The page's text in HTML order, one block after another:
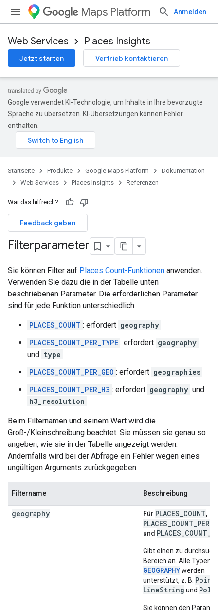
Maps Platform Anmelden
Web Services Places Insights
Jetzt starten Vertrieb kontaktieren
Google verwendet KI-Technologie, um Inhalte in Ihre bevorzugte
Sprache zu übersetzen. KI-Übersetzungen können Fehler
enthalten.
Startseite Produkte Google Maps Platform
Dokumentation
Web Services
Places Insights Referenzen
War das hilfreich?
Feedback geben
Filterparameter
Sie können Filter auf Places Count-Funktionen anwenden.
Verwenden Sie dazu die in der Tabelle unten
beschriebenen Parameter. Die erforderlichen Parameter
sind für jede Funktion unterschiedlich:
PLACES_COUNT : erfordert geography
PLACES_COUNT_PER_TYPE : erfordert geography
und type
PLACES_COUNT_PER_GEO : erfordert geographies
PLACES_COUNT_PER_H3 : erfordert geography und
h3_resolution
Beim Filternamen und seinem Wert wird die
Groß-/Kleinschreibung beachtet. Sie müssen sie genau so
angeben, wie sie in der Tabelle angezeigt werden.
Andernfalls wird bei der Abfrage ein Fehler wegen eines
ungültigen Arguments zurückgegeben.
Filtername Beschreibung
geography Für PLACES_COUNT,
und
Gibt einen zu
Bereich an. Alle Typen
GEOGRAPHYwerden
unterstützt, z. B. Point
LineString und
Sie können den